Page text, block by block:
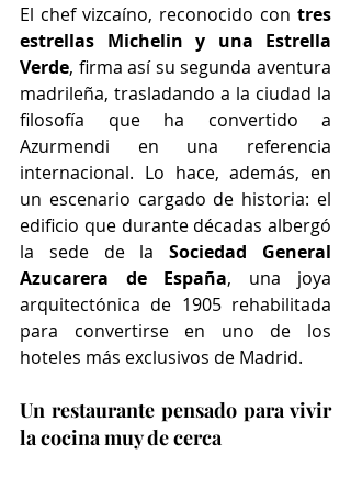
El chef vizcaíno, reconocido con tres
estrellas Michelin y una Estrella
Verde, firma así su segunda aventura
madrileña, trasladando a la ciudad la
filosofía que ha convertido a
Azurmendi en una referencia
internacional. Lo hace, además, en
un escenario cargado de historia: el
edificio que durante décadas albergó
la sede de la Sociedad General
Azucarera de España, una joya
arquitectónica de 1905 rehabilitada
para convertirse en uno de los
hoteles más exclusivos de Madrid.
Un restaurante pensado para vivir
la cocina muy de cerca